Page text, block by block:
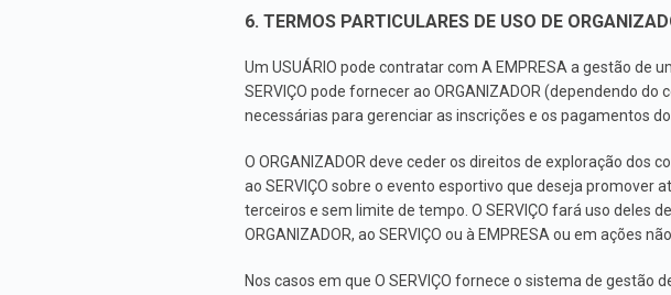
6. TERMOS PARTICULARES DE USO DE
Um USUÁRIO pode contratar com A EMPRESA a gestão de
SERVIÇO pode fornecer ao ORGANIZADOR (dependendo
necessárias para gerenciar as inscrições e os pagamentos
O ORGANIZADOR deve ceder os direitos de exploração dos
ao SERVIÇO sobre o evento esportivo que deseja promover
terceiros e sem limite de tempo. O SERVIÇO fará uso deles
ORGANIZADOR, ao SERVIÇO ou à EMPRESA ou em ações
Nos casos em que O SERVIÇO fornece o sistema de gestão